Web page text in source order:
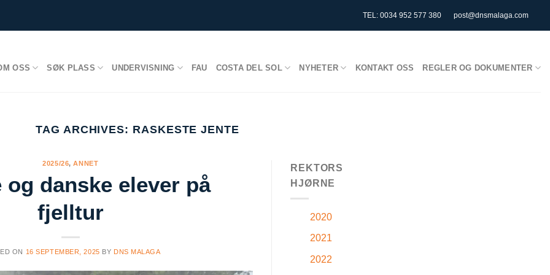
TEL: 0034 952 577 380 post@dnsmalaga.com
OSS SØK PLASS UNDERVISNING FAU COSTA DEL SOL NYHETER KONTAKT OSS REGLER OG DOKUMENTER
TAG ARCHIVES: RASKESTE JENTE
2025/26,ANNET
og danske elever på
fjelltur
ON 16 SEPTEMBER, 2025 BY DNS MALAGA
REKTORS
HJØRNE
2020
2021
2022